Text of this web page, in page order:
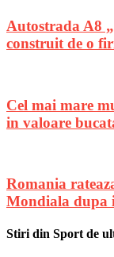
Autostrada A8
construit de o
Cel mai mare
in valoare
Romania
Mondiala dupa
Stiri din Sport de